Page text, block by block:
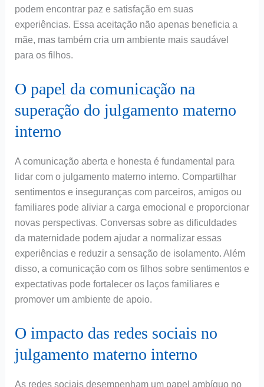
podem encontrar paz e satisfação em suas
experiências. Essa aceitação não apenas beneficia a
mãe, mas também cria um ambiente mais saudável
para os filhos.
O papel da comunicação na
superação do julgamento materno
interno
A comunicação aberta e honesta é fundamental para
lidar com o julgamento materno interno. Compartilhar
sentimentos e inseguranças com parceiros, amigos ou
familiares pode aliviar a carga emocional e proporcionar
novas perspectivas. Conversas sobre as dificuldades
da maternidade podem ajudar a normalizar essas
experiências e reduzir a sensação de isolamento. Além
disso, a comunicação com os filhos sobre sentimentos e
expectativas pode fortalecer os laços familiares e
promover um ambiente de apoio.
O impacto das redes sociais no
julgamento materno interno
As redes sociais desempenham um papel ambíguo no